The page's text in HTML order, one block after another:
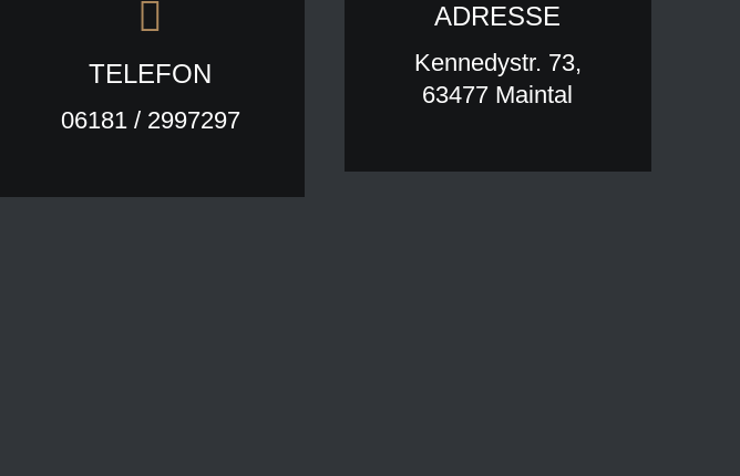
TELEFON
06181 / 2997297
ADRESSE
Kennedystr. 73,
63477 Maintal